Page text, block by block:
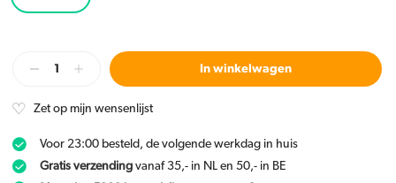
In winkelwagen
Zet op mijn wensenlijst
Voor 23:00 besteld, de volgende werkdag in huis
Gratis verzending vanaf 35,- in NL en 50,- in BE